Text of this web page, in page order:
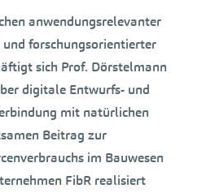
anwendungsrelevanter
forschungsorientierter
sich Prof. Dörstelmann
digitale Entwurfs- und
mit natürlichen
Beitrag zur
im Bauwesen
FibR realisiert